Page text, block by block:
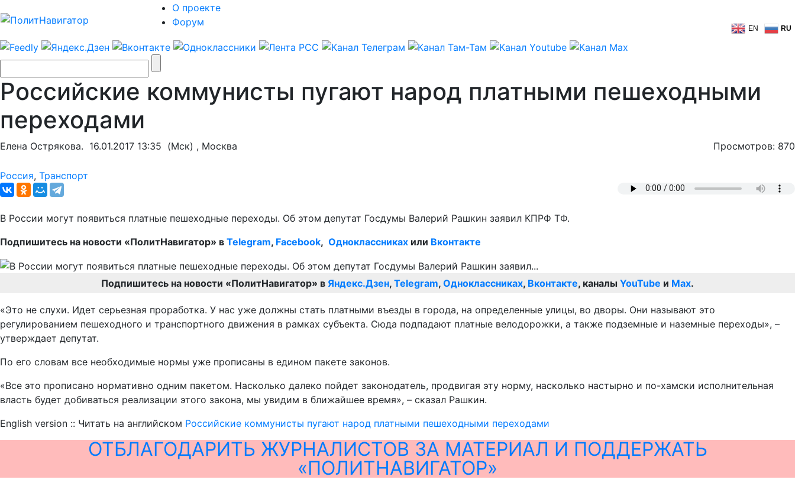
О проекте
Форум
EN RU
Российские коммунисты пугают народ платными пешеходными
переходами
Елена Острякова. 16.01.2017 13:35 (Мск) , Москва Просмотров: 870
Россия, Транспорт
В России могут появиться платные пешеходные переходы. Об этом депутат Госдумы Валерий Рашкин заявил КПРФ ТФ.
Подпишитесь на новости «ПолитНавигатор» в Telegram, Facebook, Одноклассниках или Вконтакте
Подпишитесь на новости «ПолитНавигатор» в Яндекс.Дзен, Telegram, Одноклассниках, Вконтакте, каналы YouTube и Max.
«Это не слухи. Идет серьезная проработка. У нас уже должны стать платными въезды в города, на определенные улицы, во дворы. Они называют это
регулированием пешеходного и транспортного движения в рамках субъекта. Сюда подпадают платные велодорожки, а также подземные и наземные переходы», –
утверждает депутат.
По его словам все необходимые нормы уже прописаны в едином пакете законов.
«Все это прописано нормативно одним пакетом. Насколько далеко пойдет законодатель, продвигая эту норму, насколько настырно и по-хамски исполнительная
власть будет добиваться реализации этого закона, мы увидим в ближайшее время», – сказал Рашкин.
English version :: Читать на английском Российские коммунисты пугают народ платными пешеходными переходами
ОТБЛАГОДАРИТЬ ЖУРНАЛИСТОВ ЗА МАТЕРИАЛ И ПОДДЕРЖАТЬ
«ПОЛИТНАВИГАТОР»